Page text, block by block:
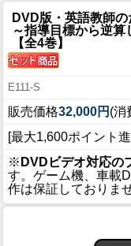
DVD版・英語教師
～指導目標から逆算
【全4巻】
E111-S
販売価格32,000円 (消
[最大1,600ポイント
※ DVDビデオ対応の
す。ゲーム機、車載
作は保証しておりま